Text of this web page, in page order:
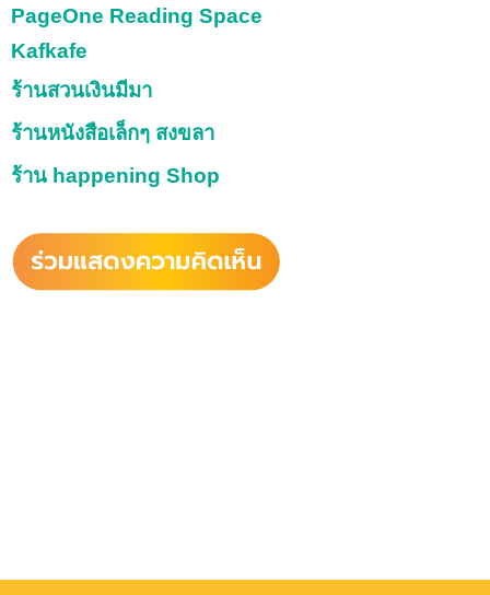
PageOne Reading Space
Kafkafe
ร้านสวนเงินมีมา
ร้านหนังสือเล็กๆ สงขลา
ร้าน happening Shop